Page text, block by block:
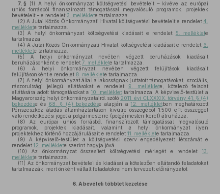
7. § (1) A helyi önkormányzat költségvetési bevételeit – kivéve az európai
uniós forrásból finanszírozott támogatással megvalósuló programok, projektek
bevételeit – e rendelet 3. melléklete tartalmazza.
(2) A Jutai Közös Önkormányzati Hivatal költségvetési bevételeit e rendelet 4.
melléklete tartalmazza.
(3) A helyi önkormányzat költségvetési kiadásait e rendelet 5. melléklete
tartalmazza.
(4) A Jutai Közös Önkormányzati Hivatal költségvetési kiadásait e rendelet 6.
melléklete tartalmazza.
(5) A helyi önkormányzat nevében végzett beruházások kiadásait
beruházásonként e rendelet 7. melléklete tartalmazza.
(6) A helyi önkormányzat nevében végzett felújítások kiadásait
felújításonként e rendelet 8. melléklete tartalmazza.
(7) A helyi önkormányzat által a lakosságnak juttatott támogatásokat, szociális,
rászorultsági jellegű ellátásokat e rendelet 9. melléklete, kötelező feladat
ellátására adott támogatásokat a10. melléklettartalmazza. A képviselő-testület a
Magyarország helyi önkormányzatairól szóló 2011. évi CLXXXIX. törvény 41. § (4)
bekezdése és 68. § (4) bekezdése alapján a12. mellékletben meghatározott
Pénszeszköz átadás államháztartáson kivülre összegéből 1.500 eFt összeggel
való rendelkezési jogot a polgármesterre (polgármesteri keret) átruházza.
(8) Az európai uniós forrásból finanszírozott támogatással megvalósuló
programok, projektek kiadásait, valamint a helyi önkormányzat ilyen
projektekhez történő hozzájárulásait e rendelet 11. melléklete tartalmazza.
(9) A képviselő-testület a költségvetési szerv engedélyezett létszámát e
rendelet 12. melléklete szerint hagyja jóvá.
(10) Az önkormányzat összesített költségvetési mérlegét e rendelet 13.
melléklete tartalmazza.
(11) Az önkormányzat bevételei és kiadásai a kötelezően ellátandó feladatokat
tartalmazzák, mert önként vállalt feladatokra nem tervezett előirányzatot.
6. A bevételi többlet kezelése